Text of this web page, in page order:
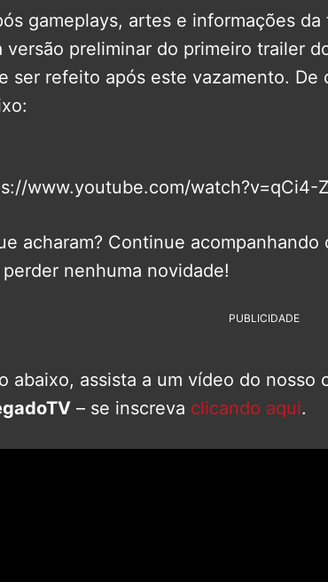
gameplays, artes e informações
versão preliminar do primeiro trailer
ser refeito após este vazamento. De
www.youtube.com/watch?v=qCi4-
acharam? Continue acompanhando
perder nenhuma novidade!
PUBLICIDADE
abaixo, assista a um vídeo do nosso
– se inscreva clicando aqui.